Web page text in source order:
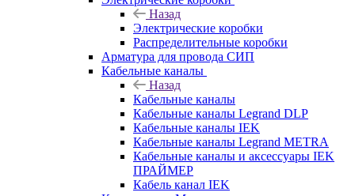
Назад
Электрические коробки
Распределительные коробки
Арматура для провода СИП
Кабельные каналы
Назад
Кабельные каналы
Кабельные каналы Legrand DLP
Кабельные каналы IEK
Кабельные каналы Legrand METRA
Кабельные каналы и аксессуары IEK
ПРАЙМЕР
Кабель канал IEK